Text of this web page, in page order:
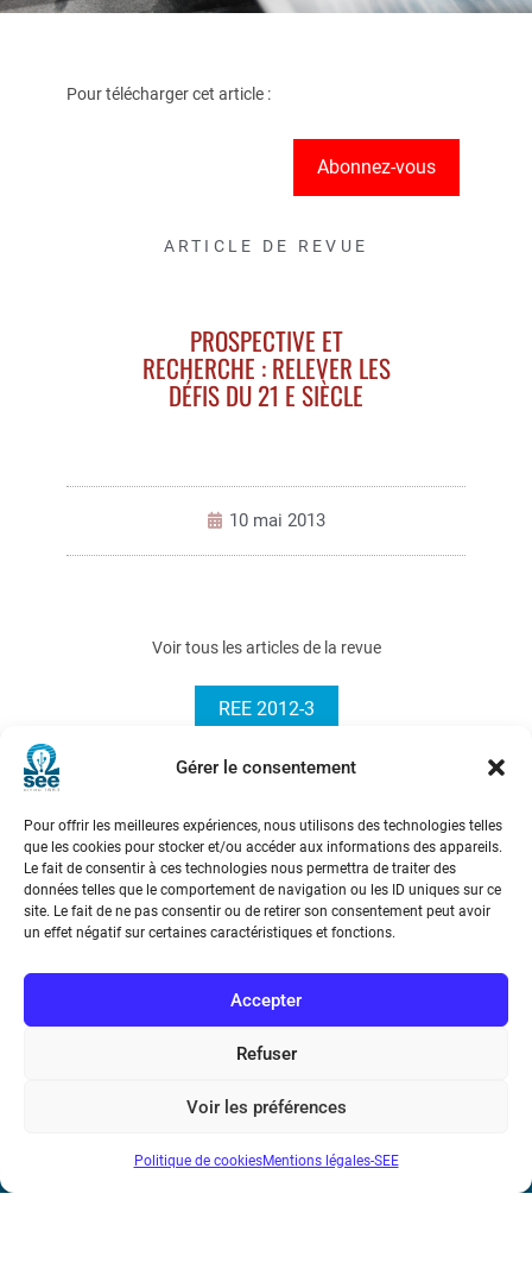
Gérer le consentement
Pour offrir les meilleures expériences, nous utilisons des technologies telles
que les cookies pour stocker et/ou accéder aux informations des appareils.
Le fait de consentir à ces technologies nous permettra de traiter des
données telles que le comportement de navigation ou les ID uniques sur ce
site. Le fait de ne pas consentir ou de retirer son consentement peut avoir
un effet négatif sur certaines caractéristiques et fonctions.
Accepter
Refuser
Voir les préférences
Politique de cookiesMentions légales-SEE
Pour télécharger cet article :
Abonnez-vous
ARTICLE DE REVUE
PROSPECTIVE ET
RECHERCHE : RELEVER LES
DÉFIS DU 21 E SIÈCLE
10 mai 2013
Voir tous les articles de la revue
REE 2012-3
Société de l’Electricité, de l’Electronique et des Technologies
17 rue de l’Amiral Hamelin75116 Paris
Métro : « Boissière » Ligne 6 et « Iéna » Ligne 9
Téléphone : (+33) 1 56 90 37 17
N° de SIREN : 785 393 232, Code APE : 9412Z TVA intra-